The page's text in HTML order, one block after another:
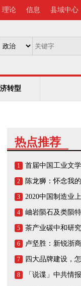
理论 信息 县域中心
转型
热点推荐
1 首届中国工业文
2 陈龙狮：怀念我
3 2020中国制造业上市
4 岫岩陨石及类陨
5 茶产业碳中和研
6 卢坚胜：新锐浙
7 四大品牌建设，怎
8 「说谍」中共情报保卫系统的活